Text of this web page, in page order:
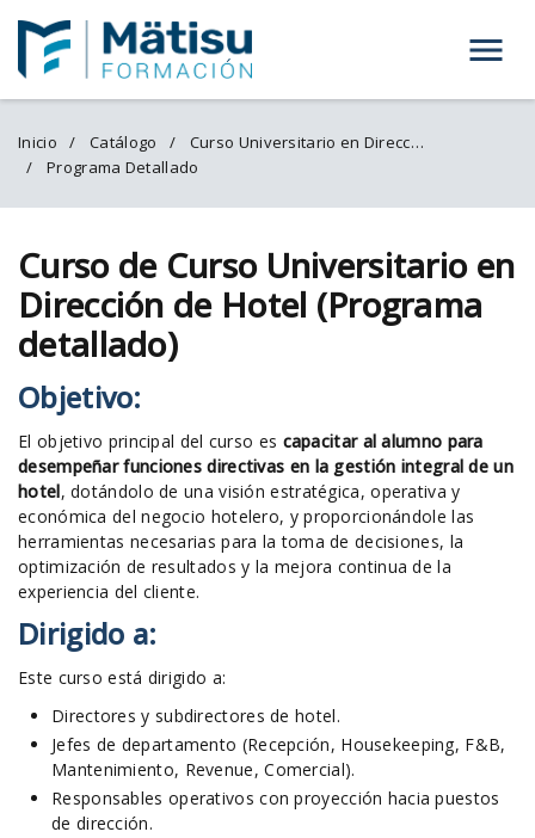
Menú
Inicio Catálogo
Curso Universitario en Dirección de Hotel
Programa Detallado
Curso de Curso Universitario en
Dirección de Hotel (Programa
detallado)
Objetivo:
El objetivo principal del curso es capacitar al alumno para
desempeñar funciones directivas en la gestión integral de un
hotel, dotándolo de una visión estratégica, operativa y
económica del negocio hotelero, y proporcionándole las
herramientas necesarias para la toma de decisiones, la
optimización de resultados y la mejora continua de la
experiencia del cliente.
Dirigido a:
Este curso está dirigido a:
Directores y subdirectores de hotel.
Jefes de departamento (Recepción, Housekeeping, F&B,
Mantenimiento, Revenue, Comercial).
Responsables operativos con proyección hacia puestos
de dirección.